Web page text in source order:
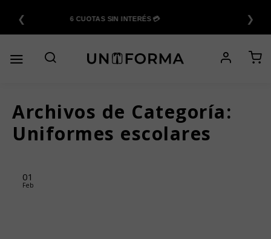
contenido
❮ 6 CUOTAS SIN INTERÉS 💳 ❯
Archivos de Categoría:
Uniformes escolares
01
Feb